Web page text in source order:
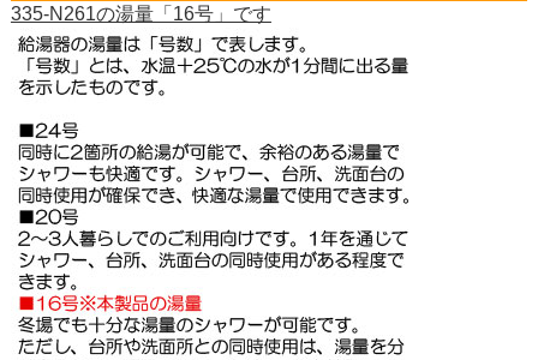
335-N261の湯量「16号」です